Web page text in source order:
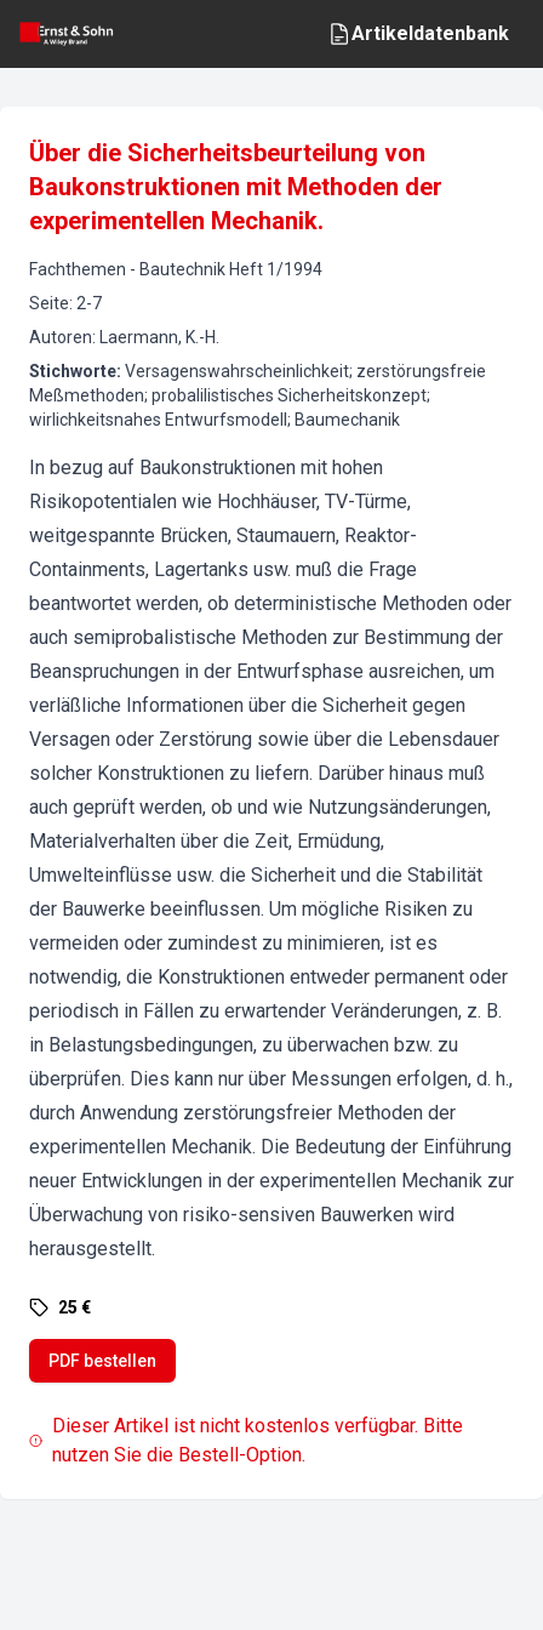
Artikeldatenbank
Über die Sicherheitsbeurteilung von
Baukonstruktionen mit Methoden der
experimentellen Mechanik.
Fachthemen - Bautechnik Heft 1/1994
Seite: 2-7
Autoren:
Laermann, K.-H.
Stichworte: Versagenswahrscheinlichkeit; zerstörungsfreie
Meßmethoden; probalilistisches Sicherheitskonzept;
wirlichkeitsnahes Entwurfsmodell; Baumechanik
In bezug auf Baukonstruktionen mit hohen
Risikopotentialen wie Hochhäuser, TV-Türme,
weitgespannte Brücken, Staumauern, Reaktor-
Containments, Lagertanks usw. muß die Frage
beantwortet werden, ob deterministische Methoden oder
auch semiprobalistische Methoden zur Bestimmung der
Beanspruchungen in der Entwurfsphase ausreichen, um
verläßliche Informationen über die Sicherheit gegen
Versagen oder Zerstörung sowie über die Lebensdauer
solcher Konstruktionen zu liefern. Darüber hinaus muß
auch geprüft werden, ob und wie Nutzungsänderungen,
Materialverhalten über die Zeit, Ermüdung,
Umwelteinflüsse usw. die Sicherheit und die Stabilität
der Bauwerke beeinflussen. Um mögliche Risiken zu
vermeiden oder zumindest zu minimieren, ist es
notwendig, die Konstruktionen entweder permanent oder
periodisch in Fällen zu erwartender Veränderungen, z. B.
in Belastungsbedingungen, zu überwachen bzw. zu
überprüfen. Dies kann nur über Messungen erfolgen, d. h.,
durch Anwendung zerstörungsfreier Methoden der
experimentellen Mechanik. Die Bedeutung der Einführung
neuer Entwicklungen in der experimentellen Mechanik zur
Überwachung von risiko-sensiven Bauwerken wird
herausgestellt.
25 €
PDF bestellen
Dieser Artikel ist nicht kostenlos verfügbar. Bitte
nutzen Sie die Bestell-Option.